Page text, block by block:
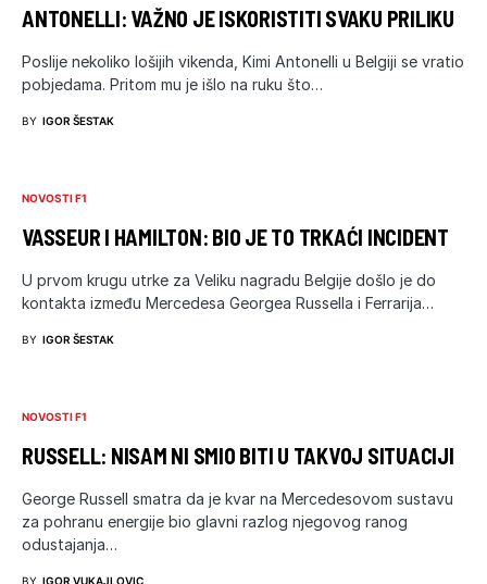
ANTONELLI: VAŽNO JE ISKORISTITI SVAKU PRILIKU
Poslije nekoliko lošijih vikenda, Kimi Antonelli u Belgiji se vratio
pobjedama. Pritom mu je išlo na ruku što…
BY IGOR ŠESTAK
NOVOSTI F1
VASSEUR I HAMILTON: BIO JE TO TRKAĆI INCIDENT
U prvom krugu utrke za Veliku nagradu Belgije došlo je do
kontakta između Mercedesa Georgea Russella i Ferrarija…
BY IGOR ŠESTAK
NOVOSTI F1
RUSSELL: NISAM NI SMIO BITI U TAKVOJ SITUACIJI
George Russell smatra da je kvar na Mercedesovom sustavu
za pohranu energije bio glavni razlog njegovog ranog
odustajanja…
BY IGOR VUKAJLOVIC